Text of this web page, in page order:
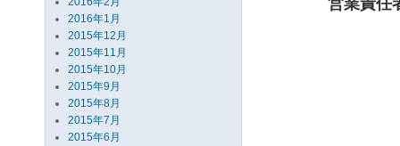
2016年1月
2015年12月
2015年11月
2015年10月
2015年9月
2015年8月
2015年7月
2015年6月
営業責任